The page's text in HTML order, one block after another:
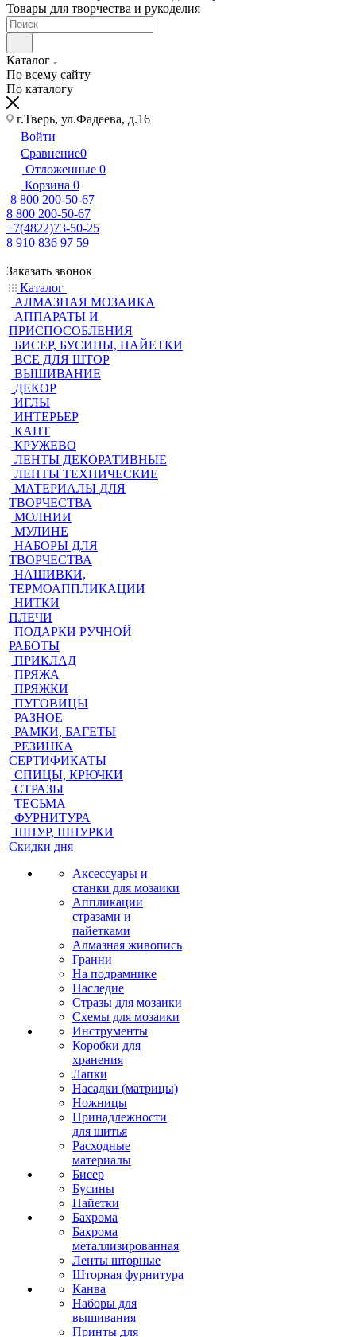
Товары для творчества и рукоделия
Каталог
По всему сайту
По каталогу
г.Тверь, ул.Фадеева, д.16
Войти
Сравнение0
Отложенные 0
Корзина 0
8 800 200-50-67
8 800 200-50-67
+7(4822)73-50-25
8 910 836 97 59
Заказать звонок
Каталог
АЛМАЗНАЯ МОЗАИКА
АППАРАТЫ И
ПРИСПОСОБЛЕНИЯ
БИСЕР, БУСИНЫ, ПАЙЕТКИ
ВСЕ ДЛЯ ШТОР
ВЫШИВАНИЕ
ДЕКОР
ИГЛЫ
ИНТЕРЬЕР
КАНТ
КРУЖЕВО
ЛЕНТЫ ДЕКОРАТИВНЫЕ
ЛЕНТЫ ТЕХНИЧЕСКИЕ
МАТЕРИАЛЫ ДЛЯ
ТВОРЧЕСТВА
МОЛНИИ
МУЛИНЕ
НАБОРЫ ДЛЯ
ТВОРЧЕСТВА
НАШИВКИ,
ТЕРМОАППЛИКАЦИИ
НИТКИ
ПЛЕЧИ
ПОДАРКИ РУЧНОЙ
РАБОТЫ
ПРИКЛАД
ПРЯЖА
ПРЯЖКИ
ПУГОВИЦЫ
РАЗНОЕ
РАМКИ, БАГЕТЫ
РЕЗИНКА
СЕРТИФИКАТЫ
СПИЦЫ, КРЮЧКИ
СТРАЗЫ
ТЕСЬМА
ФУРНИТУРА
ШНУР, ШНУРКИ
Скидки дня
Аксессуары и
станки для мозаики
Аппликации
стразами и
пайетками
Алмазная живопись
Гранни
На подрамнике
Наследие
Стразы для мозаики
Схемы для мозаики
Инструменты
Коробки для
хранения
Лапки
Насадки (матрицы)
Ножницы
Принадлежности
для шитья
Расходные
материалы
Бисер
Бусины
Пайетки
Бахрома
Бахрома
металлизированная
Ленты шторные
Шторная фурнитура
Канва
Наборы для
вышивания
Принты для